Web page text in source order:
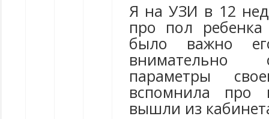
Я на УЗИ в 12
про пол
было важно
параметры
вспомнила про
вышли из